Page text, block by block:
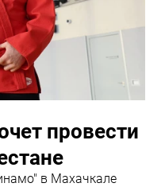
провести
в Махачкале